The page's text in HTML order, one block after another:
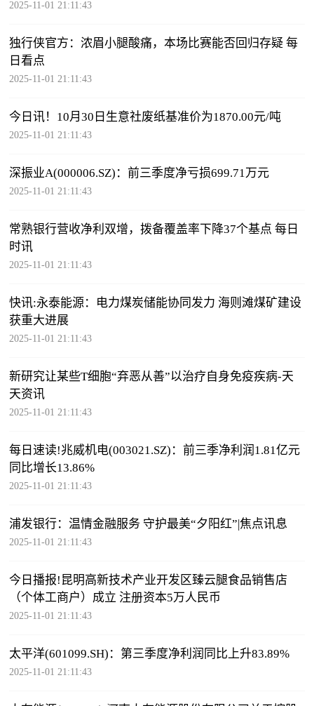
2025-11-01 21:11:43
独行侠官方：浓眉小腿酸痛，本场比赛能否回归存疑 每
日看点
2025-11-01 21:11:43
今日讯！10月30日生意社废纸基准价为1870.00元/吨
2025-11-01 21:11:43
深振业A(000006.SZ)：前三季度净亏损699.71万元
2025-11-01 21:11:43
常熟银行营收净利双增，拨备覆盖率下降37个基点 每日
时讯
2025-11-01 21:11:43
快讯:永泰能源：电力煤炭储能协同发力 海则滩煤矿建设
获重大进展
2025-11-01 21:11:43
新研究让某些T细胞“弃恶从善”以治疗自身免疫疾病-天
天资讯
2025-11-01 21:11:43
每日速读!兆威机电(003021.SZ)：前三季净利润1.81亿元
同比增长13.86%
2025-11-01 21:11:43
浦发银行：温情金融服务 守护最美“夕阳红”|焦点讯息
2025-11-01 21:11:43
今日播报!昆明高新技术产业开发区臻云腿食品销售店
（个体工商户）成立 注册资本5万人民币
2025-11-01 21:11:43
太平洋(601099.SH)：第三季度净利润同比上升83.89%
2025-11-01 21:11:43